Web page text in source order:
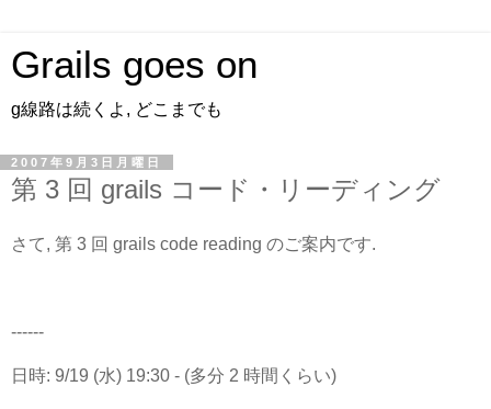
Grails goes on
g線路は続くよ, どこまでも
2007年9月3日月曜日
第 3 回 grails コード・リーディング
さて, 第 3 回 grails code reading のご案内です.
------
日時: 9/19 (水) 19:30 - (多分 2 時間くらい)